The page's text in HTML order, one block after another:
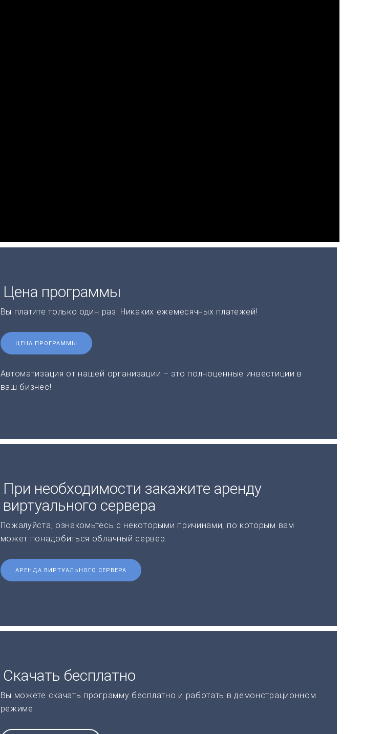
Цена программы
Вы платите только один раз. Никаких ежемесячных платежей!
ЦЕНА ПРОГРАММЫ
Автоматизация от нашей организации – это полноценные инвестиции в
ваш бизнес!
При необходимости закажите аренду
виртуального сервера
Пожалуйста, ознакомьтесь с некоторыми причинами, по которым вам
может понадобиться облачный сервер.
АРЕНДА ВИРТУАЛЬНОГО СЕРВЕРА
Скачать бесплатно
Вы можете скачать программу бесплатно и работать в демонстрационном
режиме